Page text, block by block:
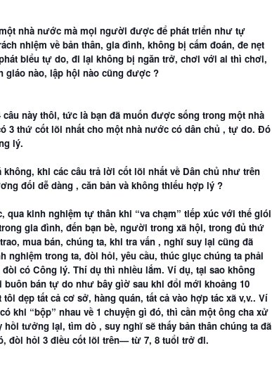
nhà nước mà mọi người được để phát triển như tự
nhiệm về bản thân, gia đình, không bị cấm đoán, đe nẹt
biểu tự do, đi lại không bị ngăn trở, chơi với ai thì chơi,
giáo nào, lập hội nào cũng được ?
câu này thôi, tức là bạn đã muốn được sống trong một nhà
3 thứ cốt lõi nhất cho một nhà nước có dân chủ , tự do. Đó
lý.
không, khi các câu trả lời cốt lõi nhất về Dân chủ như trên
đối dễ dàng , căn bản và không thiếu hợp lý ?
qua kinh nghiệm tự thân khi “va chạm” tiếp xúc với thế giói
gia đình, đến bạn bè, người trong xã hội, trong đủ thứ
mua bán, chúng ta, khi tra vấn , nghĩ suy lại cũng đã
nghiệm trong ta, đòi hỏi, yêu cầu, thúc giục chúng ta phải
có Công lý. Thí dụ thì nhiều lắm. Ví dụ, tại sao không
bán tự do như bây gìờ sau khi đổi mới khoảng 10
tôi dẹp tất cả cơ sở, hàng quán, tất cả vào hợp tác xã v,v.. Ví
khi “bộp” nhau về 1 chuyện gì đó, thì cần một ông cha xử
hồi tưởng lại, tìm dò , suy nghĩ sẽ thấy bản thân chúng ta đã
đòi hỏi 3 điều cốt lõi trên— từ 7, 8 tuổi trở đi.